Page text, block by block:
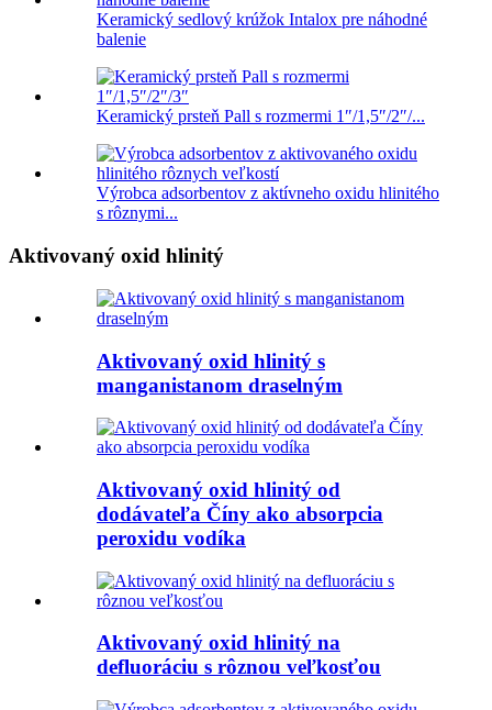
Keramický sedlový krúžok Intalox pre náhodné
balenie
Keramický prsteň Pall s rozmermi 1″/1,5″/2″/...
Výrobca adsorbentov z aktívneho oxidu hlinitého
s rôznymi...
Aktivovaný oxid hlinitý
Aktivovaný oxid hlinitý s
manganistanom draselným
Aktivovaný oxid hlinitý od
dodávateľa Číny ako absorpcia
peroxidu vodíka
Aktivovaný oxid hlinitý na
defluoráciu s rôznou veľkosťou